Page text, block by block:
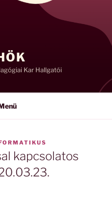
Kar Hallgatói
kapcsolatos